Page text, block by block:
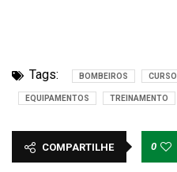
Tags: BOMBEIROS CURSO
EQUIPAMENTOS TREINAMENTO
COMPARTILHE 0